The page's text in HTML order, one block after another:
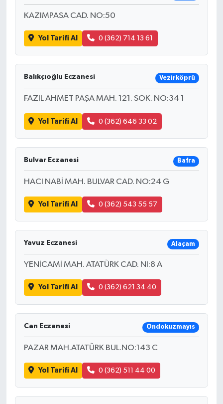
KAZIMPASA CAD. NO:50
Yol Tarifi Al 0 (362) 714 13 61
Balıkçıoğlu Eczanesi Vezirköprü
FAZIL AHMET PAŞA MAH. 121. SOK. NO:34 1
Yol Tarifi Al 0 (362) 646 33 02
Bulvar Eczanesi Bafra
HACI NABİ MAH. BULVAR CAD. NO:24 G
Yol Tarifi Al 0 (362) 543 55 57
Yavuz Eczanesi Alaçam
YENİCAMİ MAH. ATATÜRK CAD. NI:8 A
Yol Tarifi Al 0 (362) 621 34 40
Can Eczanesi Ondokuzmayıs
PAZAR MAH.ATATÜRK BUL.NO:143 C
Yol Tarifi Al 0 (362) 511 44 00